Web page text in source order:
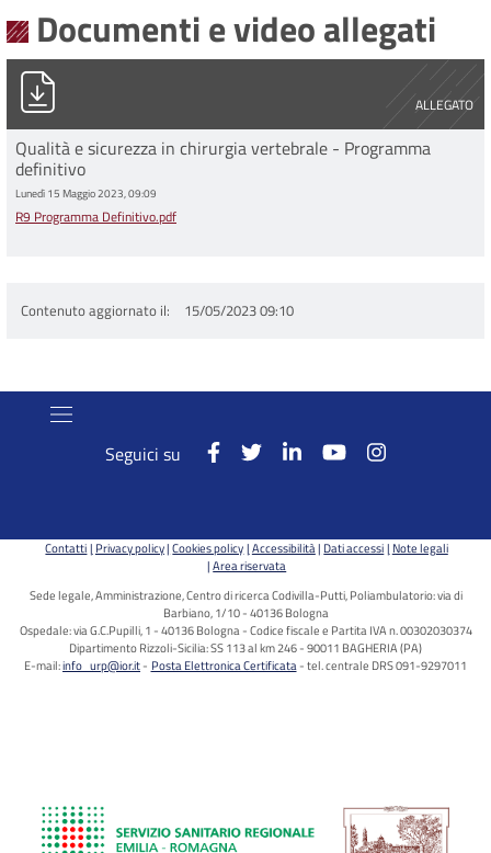
Documenti e video allegati
ALLEGATO
R9 Programma Definitivo.pdf
Qualità e sicurezza in chirurgia vertebrale - Programma
definitivo
Lunedì 15 Maggio 2023, 09:09
R9 Programma Definitivo.pdf
Contenuto aggiornato il 15/05/2023 09:10
Seguici su
Contatti Privacy policy Cookies policy Accessibilità Dati accessi Note legali
Area riservata
Sede legale, Amministrazione, Centro di ricerca Codivilla-Putti, Poliambulatorio: via di
Barbiano, 1/10 - 40136 Bologna
Ospedale: via G.C.Pupilli, 1 - 40136 Bologna - Codice fiscale e Partita IVA n. 00302030374
Dipartimento Rizzoli-Sicilia: SS 113 al km 246 - 90011 BAGHERIA (PA)
E-mail:info_urp@ior.it Posta Elettronica Certificata tel. centrale DRS 091-9297011